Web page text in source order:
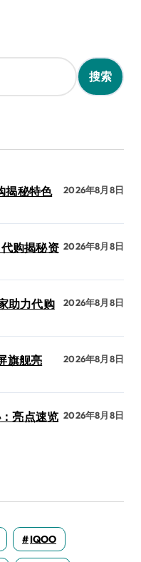
揭秘特色
2026年8月8日
购揭秘资 2026年8月8日
助力代购
2026年8月8日
旗舰亮
2026年8月8日
亮点速览 2026年8月8日
IQOO